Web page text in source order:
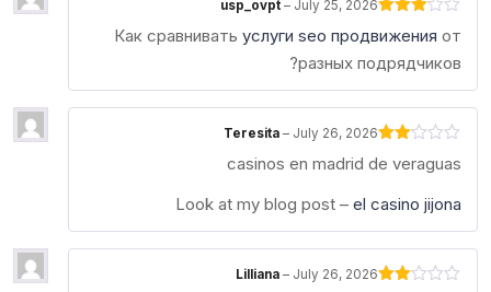
3out
usp_ovpt– July 25, 2026
Как сравнивать услуги seo продвижения от
разных подрядчиков?
2
of 5
Teresita– July 26, 2026
casinos en madrid de veraguas
Look at my blog post – el casino jijona
Lilliana– July 26, 2026